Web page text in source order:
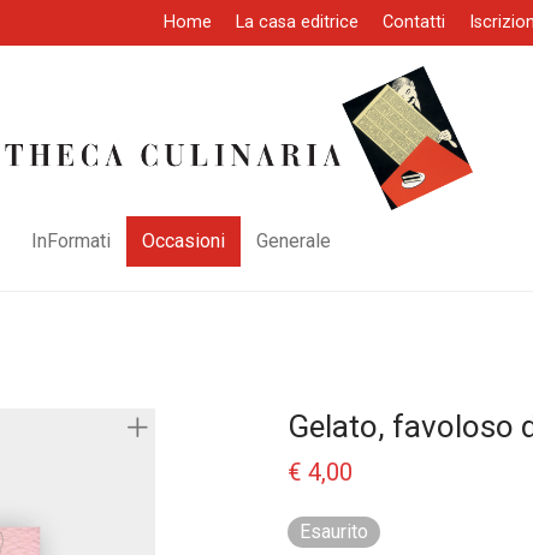
Home La casa editrice Contatti
InFormati Occasioni Generale
Gelato, favoloso
€ 4,00
Esaurito